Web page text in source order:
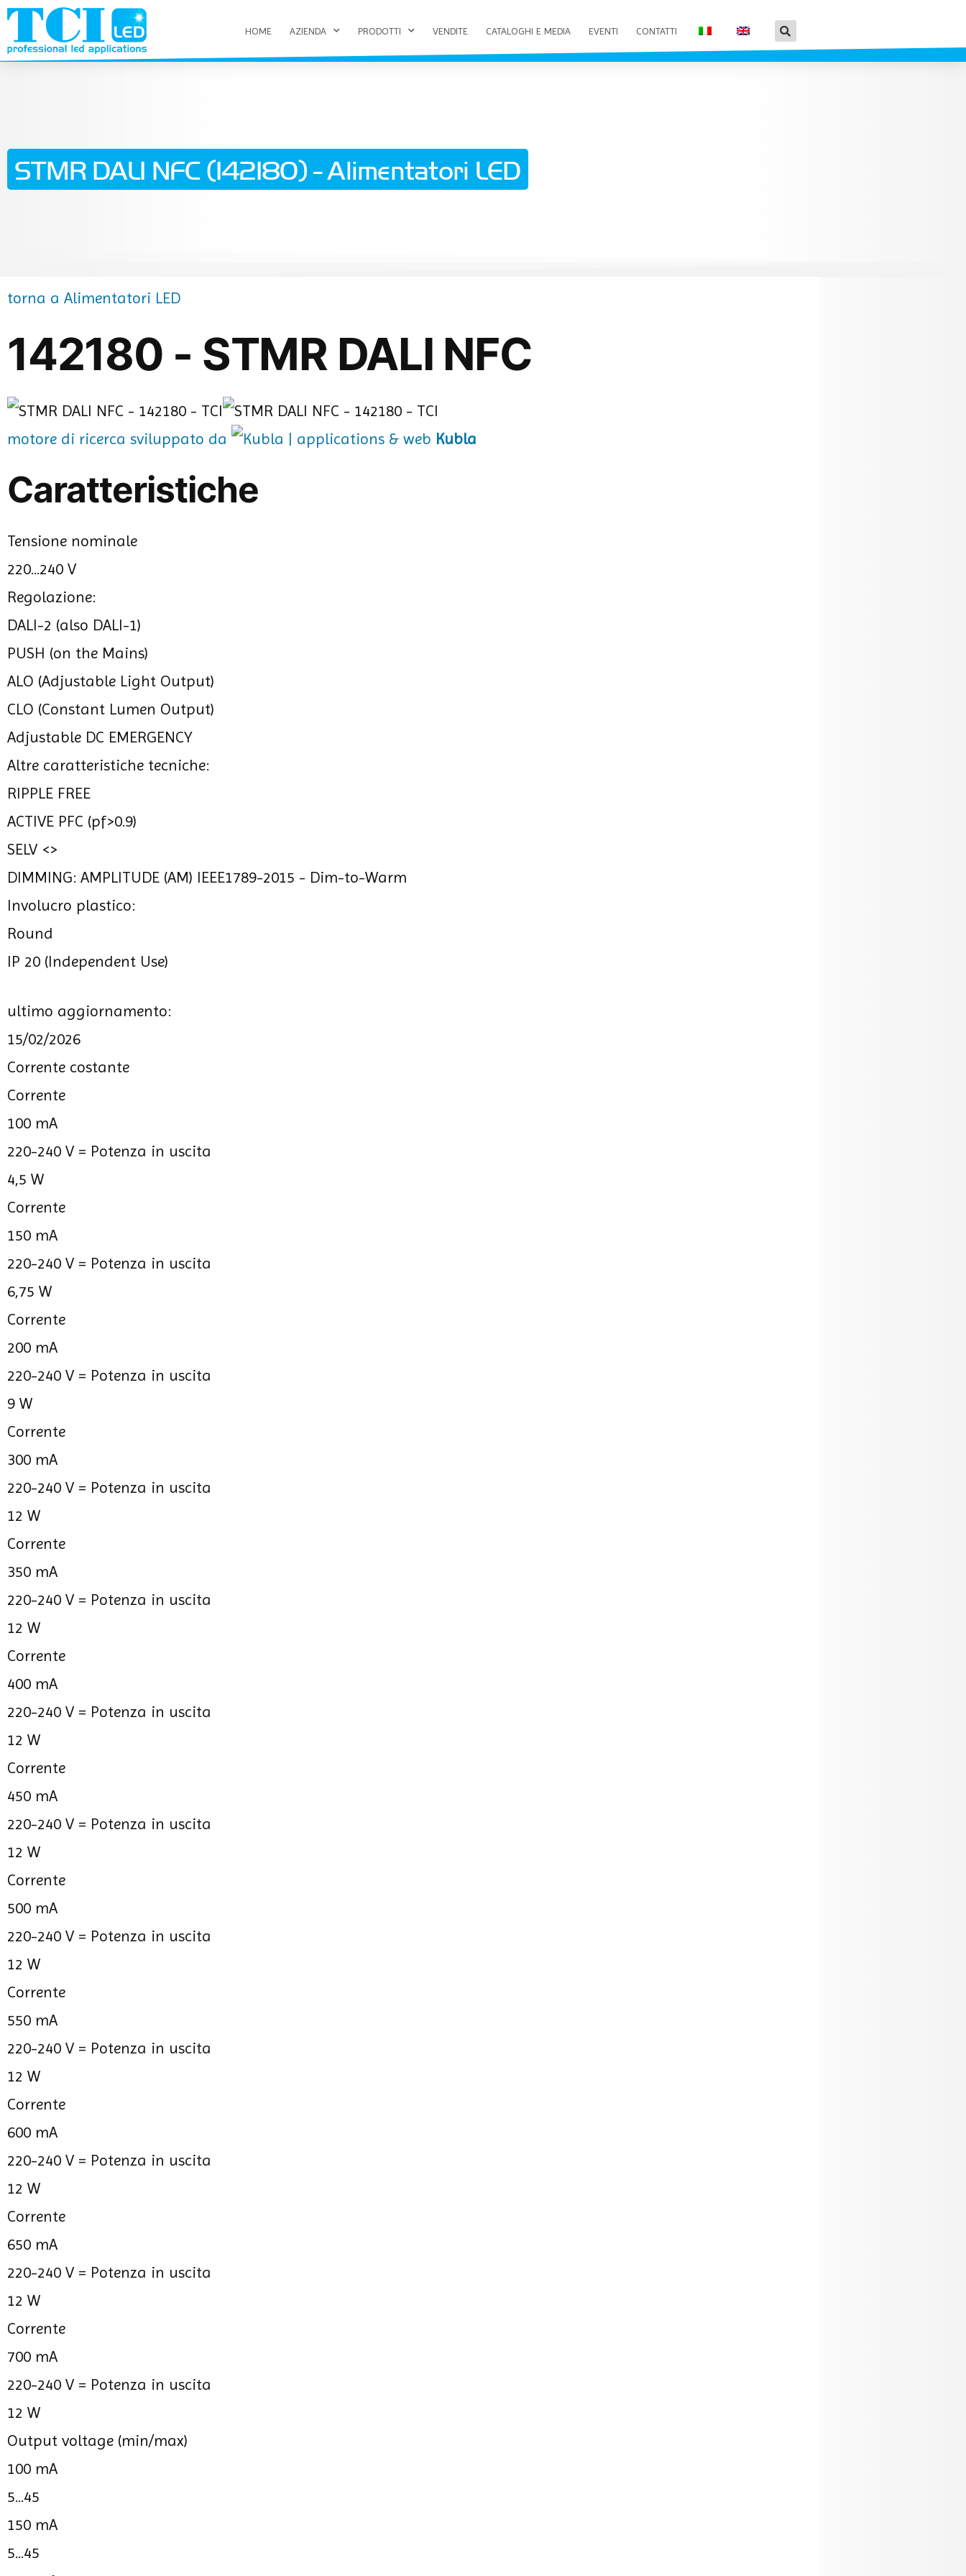
HOME AZIENDA PRODOTTI VENDITE CATALOGHI E MEDIA EVENTI CONTATTI
STMR DALI NFC (142180) - Alimentatori LED
torna a Alimentatori LED
142180 - STMR DALI NFC
motore di ricerca sviluppato da Kubla
Caratteristiche
Tensione nominale
220...240 V
Regolazione:
DALI-2 (also DALI-1)
PUSH (on the Mains)
ALO (Adjustable Light Output)
CLO (Constant Lumen Output)
Adjustable DC EMERGENCY
Altre caratteristiche tecniche:
RIPPLE FREE
ACTIVE PFC (pf>0.9)
SELV <>
DIMMING: AMPLITUDE (AM) IEEE1789-2015 - Dim-to-Warm
Involucro plastico:
Round
IP 20 (Independent Use)
ultimo aggiornamento:
15/02/2026
Corrente costante
Corrente
100 mA
220-240 V = Potenza in uscita
4,5 W
Corrente
150 mA
220-240 V = Potenza in uscita
6,75 W
Corrente
200 mA
220-240 V = Potenza in uscita
9 W
Corrente
300 mA
220-240 V = Potenza in uscita
12 W
Corrente
350 mA
220-240 V = Potenza in uscita
12 W
Corrente
400 mA
220-240 V = Potenza in uscita
12 W
Corrente
450 mA
220-240 V = Potenza in uscita
12 W
Corrente
500 mA
220-240 V = Potenza in uscita
12 W
Corrente
550 mA
220-240 V = Potenza in uscita
12 W
Corrente
600 mA
220-240 V = Potenza in uscita
12 W
Corrente
650 mA
220-240 V = Potenza in uscita
12 W
Corrente
700 mA
220-240 V = Potenza in uscita
12 W
Output voltage (min/max)
100 mA
5...45
150 mA
5...45